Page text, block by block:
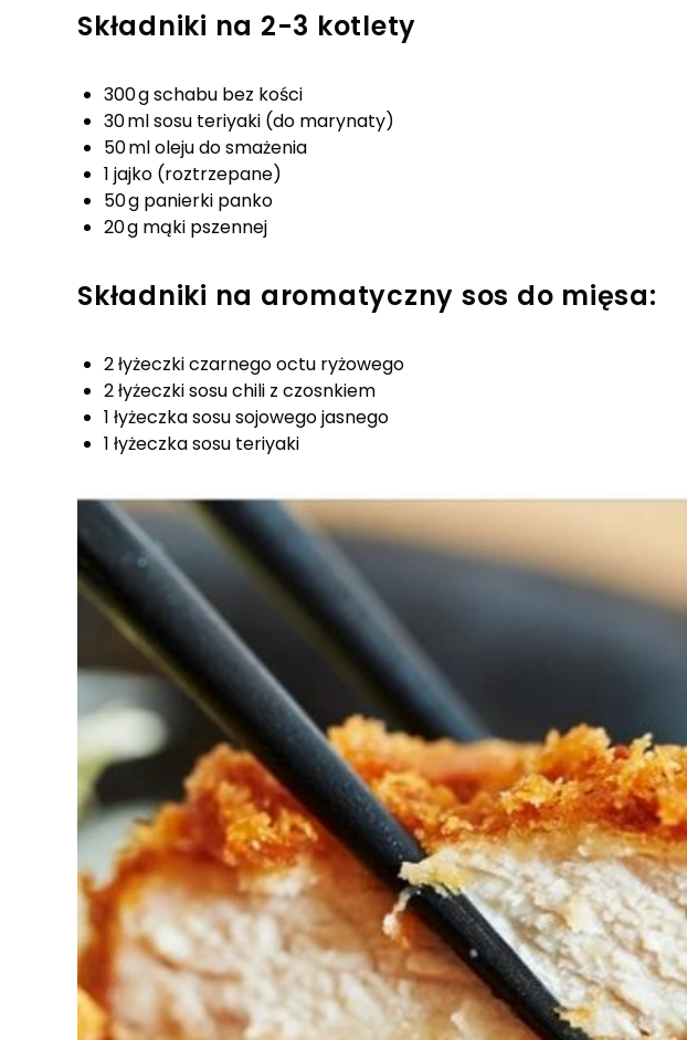
Składniki na 2-3 kotlety
300 g schabu bez kości
30 ml sosu teriyaki (do marynaty)
50 ml oleju do smażenia
1 jajko (roztrzepane)
50 g panierki panko
20 g mąki pszennej
Składniki na aromatyczny sos do mięsa:
2 łyżeczki czarnego octu ryżowego
2 łyżeczki sosu chili z czosnkiem
1 łyżeczka sosu sojowego jasnego
1 łyżeczka sosu teriyaki